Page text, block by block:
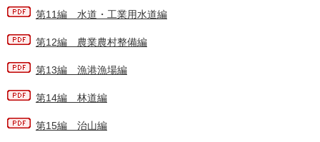
第11編 水道・工業用水道編
第12編 農業農村整備編
第13編 漁港漁場編
第14編 林道編
第15編 治山編